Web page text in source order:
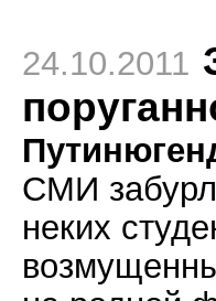
24.10.2011
СМИ
неких